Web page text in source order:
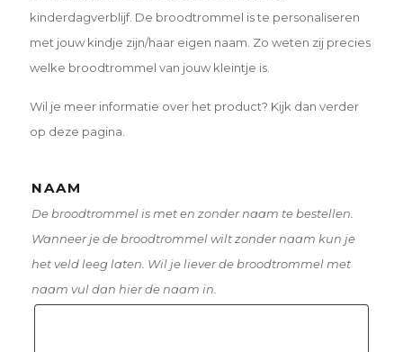
kinderdagverblijf. De broodtrommel is te personaliseren
met jouw kindje zijn/haar eigen naam. Zo weten zij precies
welke broodtrommel van jouw kleintje is.
Wil je meer informatie over het product? Kijk dan verder
op deze pagina.
NAAM
De broodtrommel is met en zonder naam te bestellen.
Wanneer je de broodtrommel wilt zonder naam kun je
het veld leeg laten. Wil je liever de broodtrommel met
naam vul dan hier de naam in.